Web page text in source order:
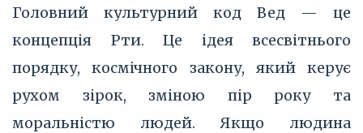
Головний культурний код Вед — це
концепція Рти. Це ідея всесвітнього
порядку, космічного закону, який керує
рухом зірок, зміною пір року та
моральністю людей. Якщо людина